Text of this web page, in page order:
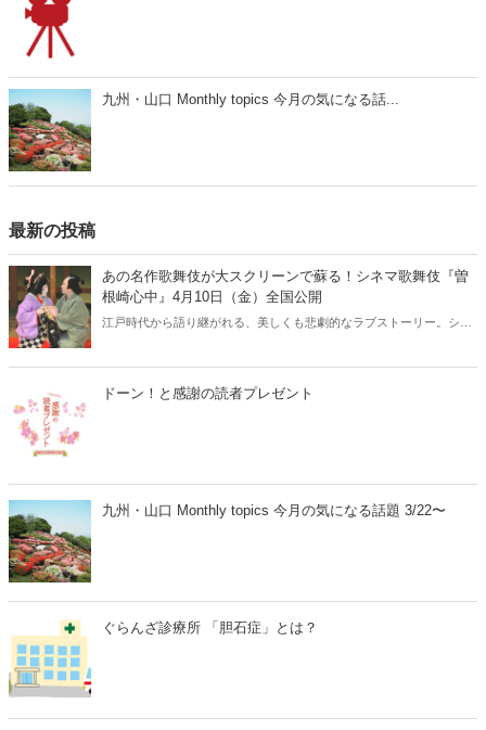
九州・山口 Monthly topics 今月の気になる話...
最新の投稿
あの名作歌舞伎が大スクリーンで蘇る！シネマ歌舞伎『曽
根崎心中』4月10日（金）全国公開
江戸時代から語り継がれる、美しくも悲劇的なラブストーリー。シネ
中村鴈治郎による珠玉の舞台を、映画館の大スクリーンで堪能できる
貴重な機会です。さらに、話題となった映画『国宝』でも注目を集め
ドーン！と感謝の読者プレゼント
九州・山口 Monthly topics 今月の気になる話題 3/22〜
ぐらんざ診療所 「胆石症」とは？